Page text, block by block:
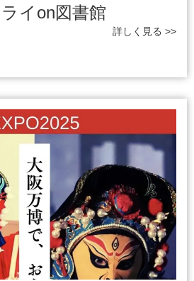
イon図書館
詳しく見る >>